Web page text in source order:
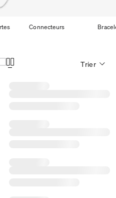
Connecteurs
Trier